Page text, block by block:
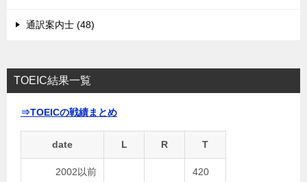
通訳案内士 (48)
TOEIC結果一覧
⇒TOEICの戦績まとめ
date L R T
2002以前 420